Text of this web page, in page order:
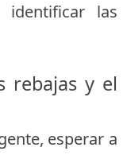
las
rebajas y el
esperar a